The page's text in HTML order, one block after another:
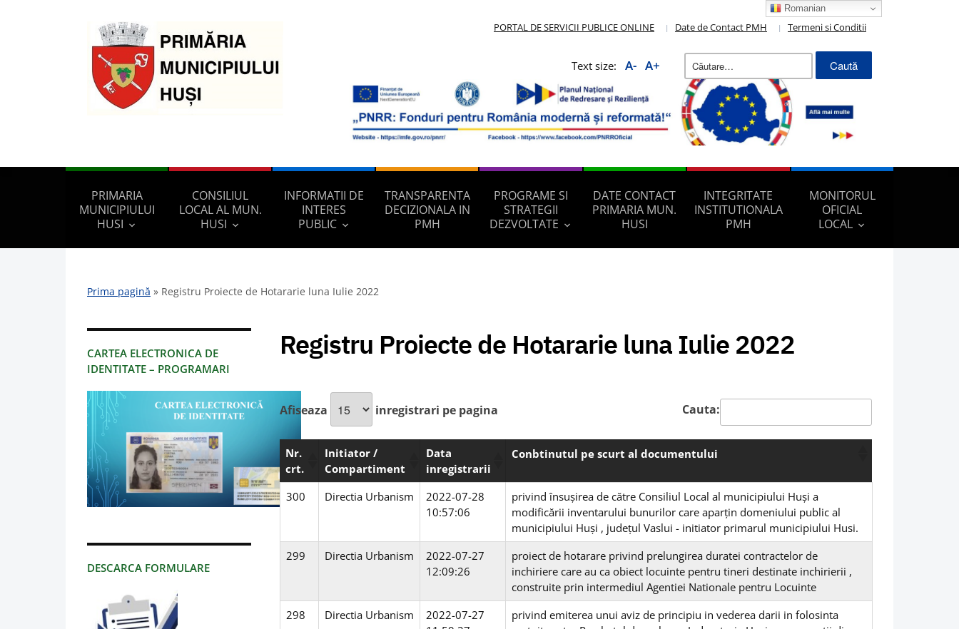
PORTAL DE SERVICII PUBLICE ONLINE Date de Contact PMH Termeni si Conditii
Text size: A- A+
Caută
după:
PRIMARIA
MUNICIPIULUI
HUSI
CONSILIUL
LOCAL AL MUN.
HUSI
INFORMATII DE
INTERES
PUBLIC
TRANSPARENTA
DECIZIONALA IN
PMH
PROGRAME SI
STRATEGII
DEZVOLTATE
DATE CONTACT
PRIMARIA MUN.
HUSI
INTEGRITATE
INSTITUTIONALA
PMH
MONITORUL
OFICIAL
LOCAL
Prima pagină » Registru Proiecte de Hotararie luna Iulie 2022
CARTEA ELECTRONICA DE
IDENTITATE – PROGRAMARI
DESCARCA FORMULARE
Registru Proiecte de Hotararie luna Iulie 2022
Afiseaza inregistrari pe pagina Cauta:
Nr.
crt.
Initiator /
Compartiment
Data
inregistrarii
Conbtinutul pe scurt al documentului
300 Directia Urbanism
2022-07-28
10:57:06
privind însuşirea de către Consiliul Local al municipiului Huși a
modificării inventarului bunurilor care aparţin domeniului public al
municipiului Huşi , județul Vaslui - initiator primarul municipiului Husi.
299
Directia Urbanism
2022-07-27
12:09:26
proiect de hotarare privind prelungirea duratei contractelor de
inchiriere care au ca obiect locuinte pentru tineri destinate inchirierii ,
construite prin intermediul Agentiei Nationale pentru Locuinte
298
Directia Urbanism
2022-07-27
privind emiterea unui aviz de principiu in vederea darii in folosinta
Romanian